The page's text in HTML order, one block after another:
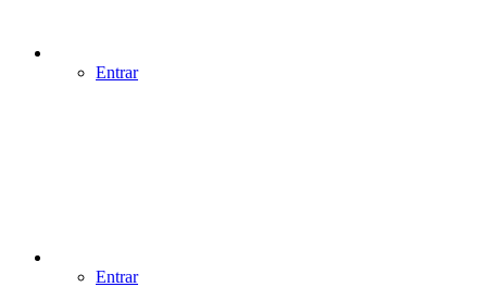
Entrar
Entrar